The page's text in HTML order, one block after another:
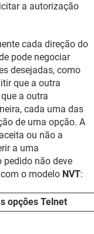
a autorização
cada direção do
pode negociar
desejadas, como
que a outra
a outra
cada uma das
de uma opção. A
ou não a
a uma
pedido não deve
o modelo NVT:
opções Telnet